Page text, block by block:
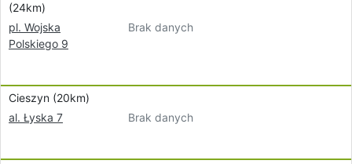
(24km)
pl. Wojska
Polskiego 9
Brak danych
Cieszyn (20km)
al. Łyska 7
Brak danych